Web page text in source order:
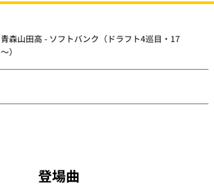
青森山田高 - ソフトバンク（ドラフト4巡目・17
～）
登場曲